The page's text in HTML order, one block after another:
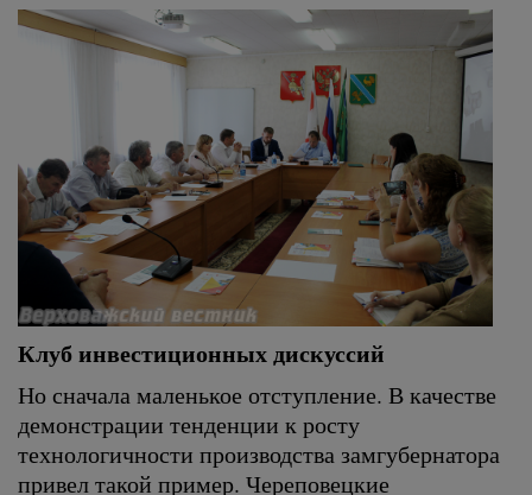
Клуб инвестиционных дискуссий
Но сначала маленькое отступление. В качестве
демонстрации тенденции к росту
технологичности производства замгубернатора
привел такой пример. Череповецкие